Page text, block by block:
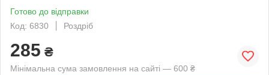
Готово до відправки
Код: 6830
Роздріб
285 ₴
Мінімальна сума замовлення на сайті — 600 ₴